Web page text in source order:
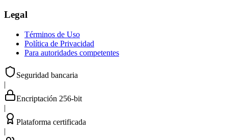
Legal
Términos de Uso
Política de Privacidad
Para autoridades competentes
Seguridad bancaria
|
Encriptación 256-bit
|
Plataforma certificada
|